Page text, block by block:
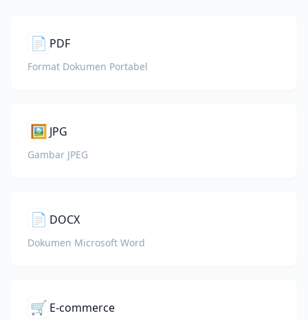
📄 PDF
Format Dokumen Portabel
🖼️ JPG
Gambar JPEG
📄 DOCX
Dokumen Microsoft Word
🛒 E-commerce